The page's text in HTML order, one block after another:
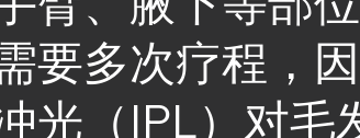
要多次疗程，
光（IPL）对毛